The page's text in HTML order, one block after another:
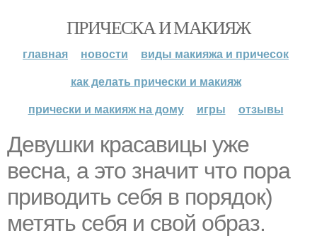
ПРИЧЕСКА И МАКИЯЖ
главная новости
виды макияжа и причесок
как делать прически и макияж
прически и макияж на дому
игры отзывы
Девушки красавицы уже
весна, а это значит что пора
приводить себя в порядок)
метять себя и свой образ.